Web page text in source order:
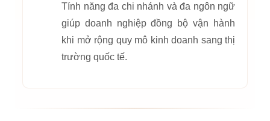
Tính năng đa chi nhánh và đa ngôn ngữ
giúp doanh nghiệp đồng bộ vận hành
khi mở rộng quy mô kinh doanh sang thị
trường quốc tế.